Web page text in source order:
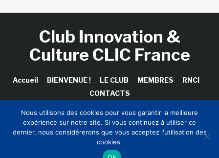
Club Innovation &
Culture CLIC France
Accueil BIENVENUE ! LE CLUB MEMBRES
RNCI
CONTACTS
Copyright © 2026 Club Innovation & Culture CLIC France /
Sinapses Conseils
Nous utilisons des cookies pour vous garantir la meilleure
expérience sur notre site. Si vous continuez à utiliser ce
dernier, nous considérerons que vous acceptez l'utilisation des
cookies.